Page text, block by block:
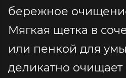
бережное
Мягкая щетка в
или пенкой для
деликатно очищает